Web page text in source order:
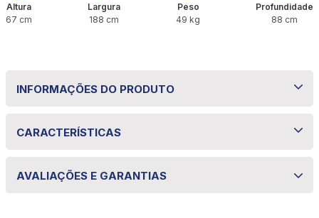
Altura
67 cm
Largura
188 cm
Peso
49 kg
Profundidade
88 cm
INFORMAÇÕES DO PRODUTO
Colchão Solteiro Molas Ensacadas Privilege
Garanta noites de sono tranquilas com o Colchão
CARACTERÍSTICAS
AVALIAÇÕES E GARANTIAS